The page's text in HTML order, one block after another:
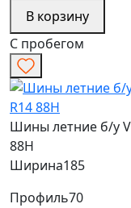
В корзину
С пробегом
Шины летние б/у
88H
Ширина185
Профиль70